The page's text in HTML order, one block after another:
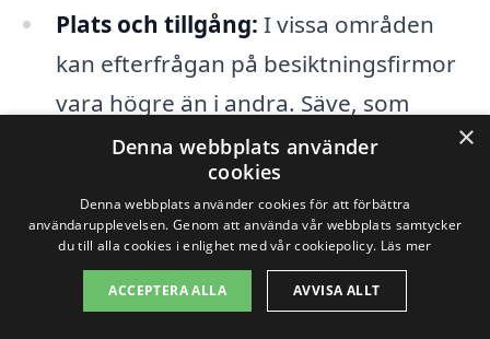
Plats och tillgång: I vissa områden
kan efterfrågan på besiktningsfirmor
vara högre än i andra. Säve, som
ligger i Göteborgs kommun, har sin
egen marknadsdynamik som kan
påverka priserna.
Erfarenhet och kvalifikationer hos
besiktningsmannen:En erfaren och
×
Denna webbplats använder
cookies
Denna webbplats använder cookies för att förbättra
användarupplevelsen. Genom att använda vår webbplats samtycker
du till alla cookies i enlighet med vår cookiepolicy. Läs mer
ACCEPTERA ALLA AVVISA ALLT